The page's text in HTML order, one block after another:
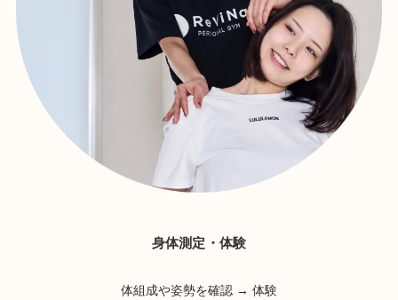
身体測定・体験
体組成や姿勢を確認 → 体験